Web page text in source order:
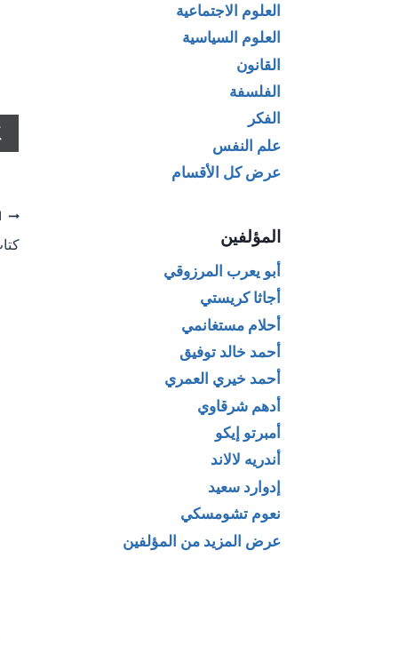
العلوم الاجتماعية
العلوم السياسية
القانون
الفلسفة
الفكر
علم النفس
عرض كل الأقسام
المؤلفين
أبو يعرب المرزوقي
أجاثا كريستي
أحلام مستغانمي
أحمد خالد توفيق
أحمد خيري العمري
أدهم شرقاوي
أمبرتو إيكو
أندريه لالاند
إدوارد سعيد
نعوم تشومسكي
عرض المزيد من المؤلفين